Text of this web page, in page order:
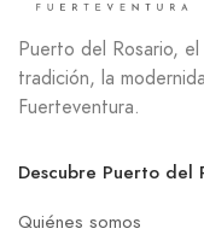
Puerto del Rosario,
tradición, la
Fuerteventura.
Descubre Puerto del
Quiénes somos